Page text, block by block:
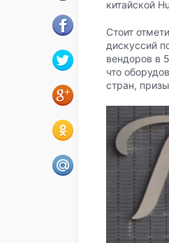
китайской
Стоит
дискуссий
вендоров в
что
стран,